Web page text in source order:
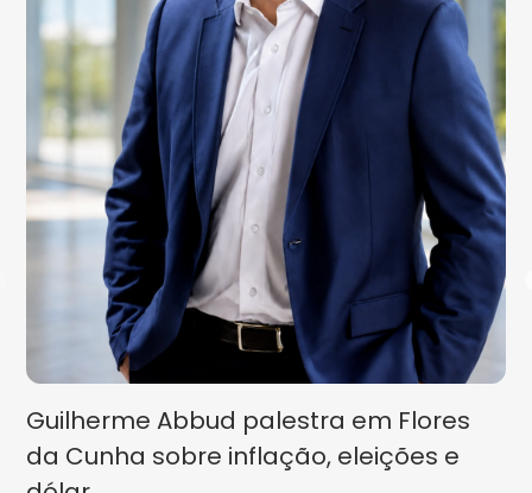
Guilherme Abbud palestra em Flores
da Cunha sobre inflação, eleições e